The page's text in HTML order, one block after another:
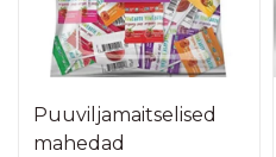
Puuviljamaitselised
mahedad